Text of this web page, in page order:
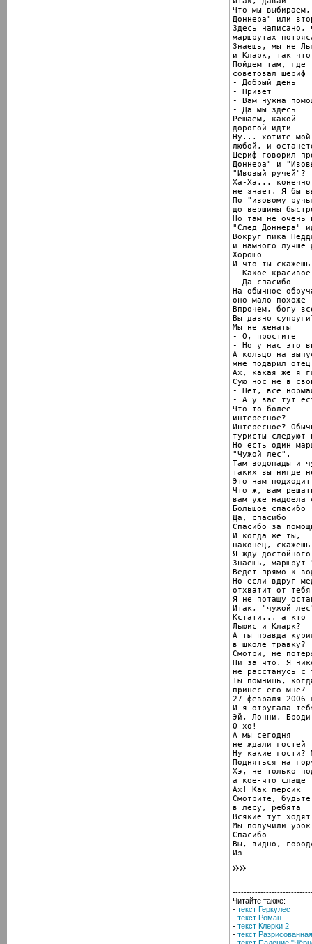
Что мы
Доннера" или
Здесь написано,
маршрутах
Знаешь, мы не
и Кларк, так что
Пойдем там, где
советовал шериф
- Добрый день
- Привет
- Вам нужна
- Да мы здесь
Решаем, какой
дорогой идти
Ну... хотите мой
любой, и
Шериф говорил
Доннера" и
"Ивовый ручей"?
Ха-Ха...
не знает. Я бы
По "ивовому
до вершины
Но там не очень
"След Доннера"
Вокруг пика
и намного лучше
Хорошо
И что ты
- Какое
- Да спасибо
На обычное
оно мало похоже
Впрочем, богу
Вы давно
Мы не женаты
- О, простите
- Но у нас это
А кольцо на
мне подарил отец
Ах, какая же я
Сую нос не в
- Нет, всё
- А у вас тут
Что-то более
интересное?
Интересное?
туристы следуют
Но есть один
"Чужой лес".
Там водопады и
таких вы нигде
Это нам
Что ж, вам
вам уже надоела
Большое спасибо
Да, спасибо
Спасибо за
И когда же ты,
наконец,
Я жду
Знаешь, маршрут
Ведет прямо к
Но если вдруг
отхватит от
Я не потащу
Итак, "чужой
Кстати... а кто
Льюис и Кларк?
А ты правда
в школе травку?
Смотри, не
Ни за что. Я
не расстанусь с
Ты помнишь,
принёс его мне?
27 февраля 2006-
И я отругала
Эй, Лонни,
О-хо!
А мы сегодня
не ждали гостей
Ну какие гости?
Подняться на
Хэ, не только
а кое-что слаще
Ах! Как персик
Смотрите,
в лесу, ребята
Всякие тут ходят
Мы получили
Спасибо
Вы, видно,
Из
Читайте также:
- текст Геркулес
- текст Роман
- текст Клерки 2
- текст
- текст Падение